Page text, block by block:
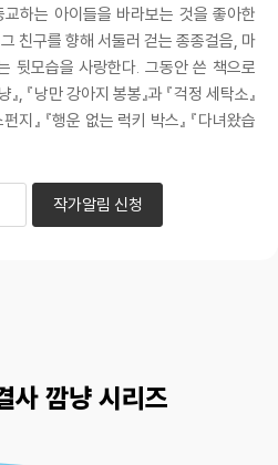
하는 아이들을 바라보는 것을 좋아한
친구를 향해 서둘러 걷는 종종걸음, 마
뒷모습을 사랑한다. 그동안 쓴 책으로
, 『낭만 강아지 봉봉』과 『걱정 세탁소』
지』 『행운 없는 럭키 박스』 『다녀왔습
작가알림 신청
사 깜냥 시리즈